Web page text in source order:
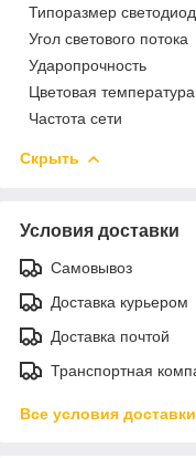
Типоразмер
Угол светового потока
Ударопрочность
Цветовая температура
Частота сети
Скрыть
Условия доставки
Самовывоз
Доставка курьером
Доставка почтой
Транспортная
Все условия доставки